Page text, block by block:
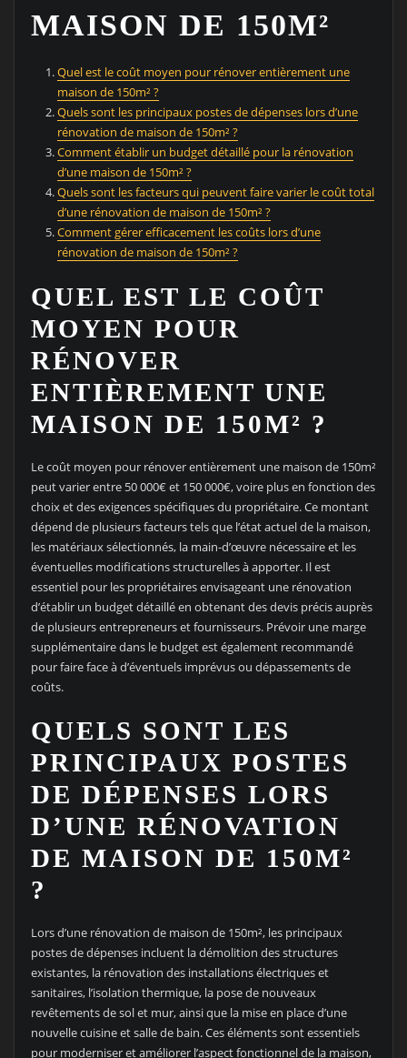
MAISON DE 150M²
Quel est le coût moyen pour rénover entièrement une
maison de 150m² ?
Quels sont les principaux postes de dépenses lors d’une
rénovation de maison de 150m² ?
Comment établir un budget détaillé pour la rénovation
d’une maison de 150m² ?
Quels sont les facteurs qui peuvent faire varier le coût total
d’une rénovation de maison de 150m² ?
Comment gérer efficacement les coûts lors d’une
rénovation de maison de 150m² ?
QUEL EST LE COÛT
MOYEN POUR
RÉNOVER
ENTIÈREMENT UNE
MAISON DE 150M² ?
Le coût moyen pour rénover entièrement une maison de 150m²
peut varier entre 50 000€ et 150 000€, voire plus en fonction des
choix et des exigences spécifiques du propriétaire. Ce montant
dépend de plusieurs facteurs tels que l’état actuel de la maison,
les matériaux sélectionnés, la main-d’œuvre nécessaire et les
éventuelles modifications structurelles à apporter. Il est
essentiel pour les propriétaires envisageant une rénovation
d’établir un budget détaillé en obtenant des devis précis auprès
de plusieurs entrepreneurs et fournisseurs. Prévoir une marge
supplémentaire dans le budget est également recommandé
pour faire face à d’éventuels imprévus ou dépassements de
coûts.
QUELS SONT LES
PRINCIPAUX POSTES
DE DÉPENSES LORS
D’UNE RÉNOVATION
DE MAISON DE 150M²
?
Lors d’une rénovation de maison de 150m², les principaux
postes de dépenses incluent la démolition des structures
existantes, la rénovation des installations électriques et
sanitaires, l’isolation thermique, la pose de nouveaux
revêtements de sol et mur, ainsi que la mise en place d’une
nouvelle cuisine et salle de bain. Ces éléments sont essentiels
pour moderniser et améliorer l’aspect fonctionnel de la maison,